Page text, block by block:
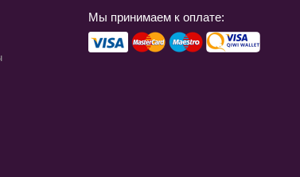
Мы принимаем к оплате: